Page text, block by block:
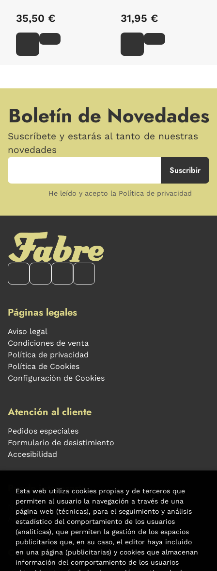
35,50 € 31,95 €
Boletín de Novedades
Suscríbete y estarás al tanto de nuestras
novedades
He leído y acepto la Política de privacidad
Páginas legales
Aviso legal
Condiciones de venta
Política de privacidad
Política de Cookies
Configuración de Cookies
Atención al cliente
Pedidos especiales
Formulario de desistimiento
Accesibilidad
Puede interesarte
Noticias
Agenda
Contacto
Esta web utiliza cookies propias y de terceros que
permiten al usuario la navegación a través de una
página web (técnicas), para el seguimiento y análisis
estadístico del comportamiento de los usuarios
(analíticas), que permiten la gestión de los espacios
publicitarios que, en su caso, el editor haya incluido
en una página (publicitarias) y cookies que almacenan
información del comportamiento de los usuarios